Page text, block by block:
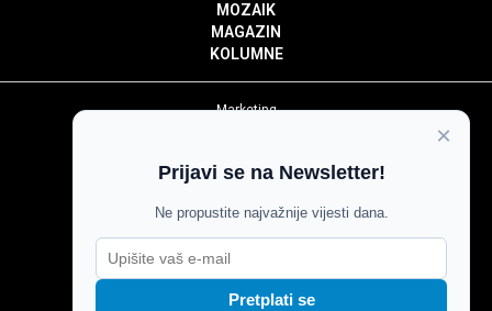
MOZAIK
MAGAZIN
KOLUMNE
Marketing
Impressum
Pravila komentiranja
Agroglas
×
Prijavi se na Newsletter!
Ne propustite najvažnije vijesti dana.
Pretplati se